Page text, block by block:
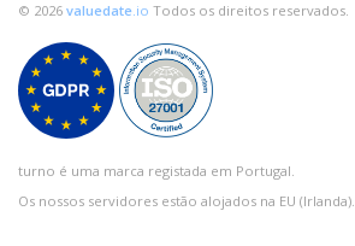
© 2026 valuedate.io Todos os direitos reservados.
turno é uma marca registada em Portugal.
Os nossos servidores estão alojados na EU (Irlanda).